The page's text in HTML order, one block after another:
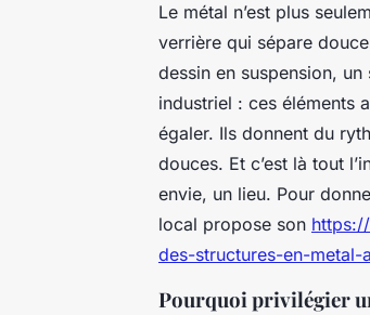
Le métal n’est plus
verrière qui sépare
dessin en suspension,
industriel : ces éléments
égaler. Ils donnent du
douces. Et c’est là tout
envie, un lieu. Pour
local propose son
des-structures-en-
Pourquoi privilégier